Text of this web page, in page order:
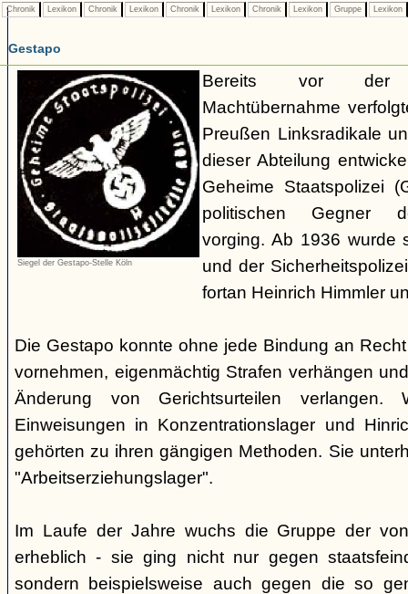
Chronik Lexikon Chronik Lexikon Chronik Lexikon Chronik Lexikon Gruppe Lexikon
Gestapo
Siegel der Gestapo-Stelle Köln
Bereits vor der
Machtübernahme
Preußen Linksradikale
dieser Abteilung
Geheime Staatspolizei
politischen Gegner
vorging. Ab 1936 wurde
und der
fortan Heinrich Himmler
Die Gestapo konnte ohne jede Bindung an
vornehmen, eigenmächtig Strafen verhängen
Änderung von Gerichtsurteilen verlangen.
Einweisungen in Konzentrationslager und
gehörten zu ihren gängigen Methoden. Sie
"Arbeitserziehungslager".
Im Laufe der Jahre wuchs die Gruppe der
erheblich - sie ging nicht nur gegen
sondern beispielsweise auch gegen die so